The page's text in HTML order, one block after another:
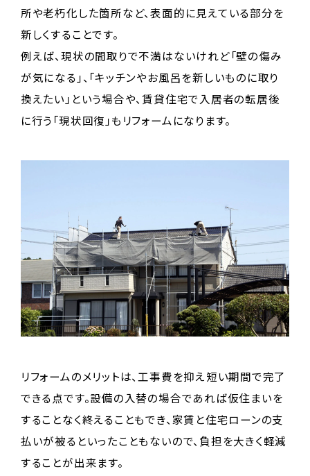
所や老朽化した箇所など、表面的に見えている部分を
新しくすることです。
例えば、現状の間取りで不満はないけれど「壁の傷み
が気になる」、「キッチンやお風呂を新しいものに取り
換えたい」という場合や、賃貸住宅で入居者の転居後
に行う「現状回復」もリフォームになります。
リフォームのメリットは、工事費を抑え短い期間で完了
できる点です。設備の入替の場合であれば仮住まいを
することなく終えることもでき、家賃と住宅ローンの支
払いが被るといったこともないので、負担を大きく軽減
することが出来ます。